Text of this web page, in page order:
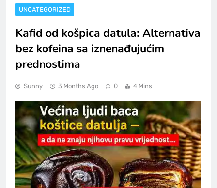
UNCATEGORIZED
Kafid od košpica datula: Alternativa
bez kofeina sa iznenađujućim
prednostima
Sunny 3 Months Ago 0 4 Mins